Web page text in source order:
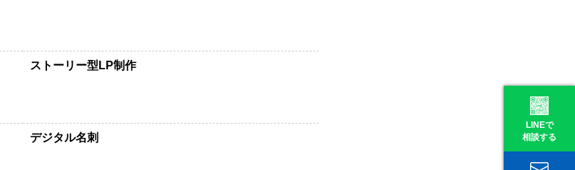
LINEで
相談する
ストーリー型LP制作
デジタル名刺